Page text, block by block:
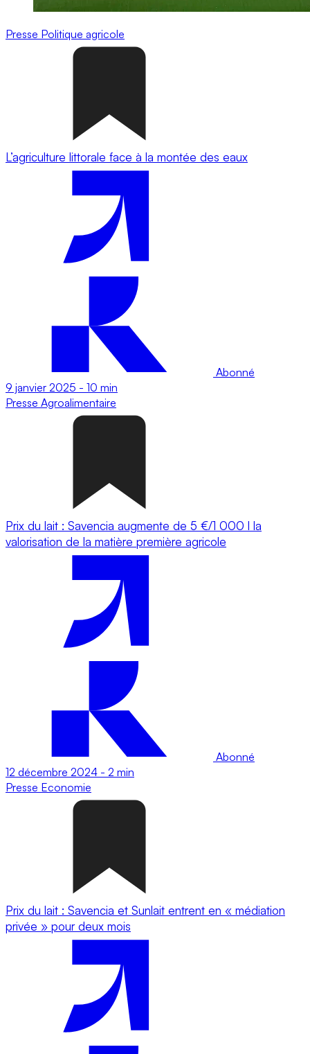
Presse Politique agricole
L’agriculture littorale face à la montée des eaux
Abonné
9 janvier 2025 - 10 min
Presse Agroalimentaire
Prix du lait : Savencia augmente de 5 €/1 000 l la
valorisation de la matière première agricole
Abonné
12 décembre 2024 - 2 min
Presse Economie
Prix du lait : Savencia et Sunlait entrent en « médiation
privée » pour deux mois